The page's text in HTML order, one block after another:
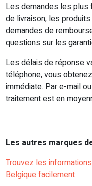
Les demandes les plus
de livraison, les
demandes de
questions sur les
Les délais de réponse
téléphone, vous
immédiate. Par e-mail
traitement est en
Les autres marques
Trouvez les
Belgique facilement